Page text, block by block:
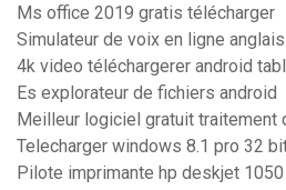
Ms office 2019 gratis télécharger
Simulateur de voix en ligne anglais
4k video téléchargerer android
Es explorateur de fichiers android
Meilleur logiciel gratuit traitement
Telecharger windows 8.1 pro 32
Pilote imprimante hp deskjet 1050